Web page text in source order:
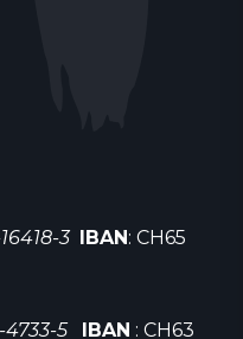
3 IBAN: CH65
4733-5 IBAN : CH63